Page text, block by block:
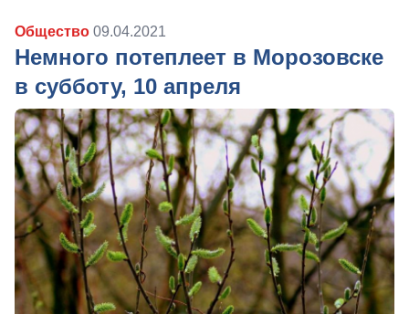
Общество 09.04.2021
Немного потеплеет в Морозовске
в субботу, 10 апреля